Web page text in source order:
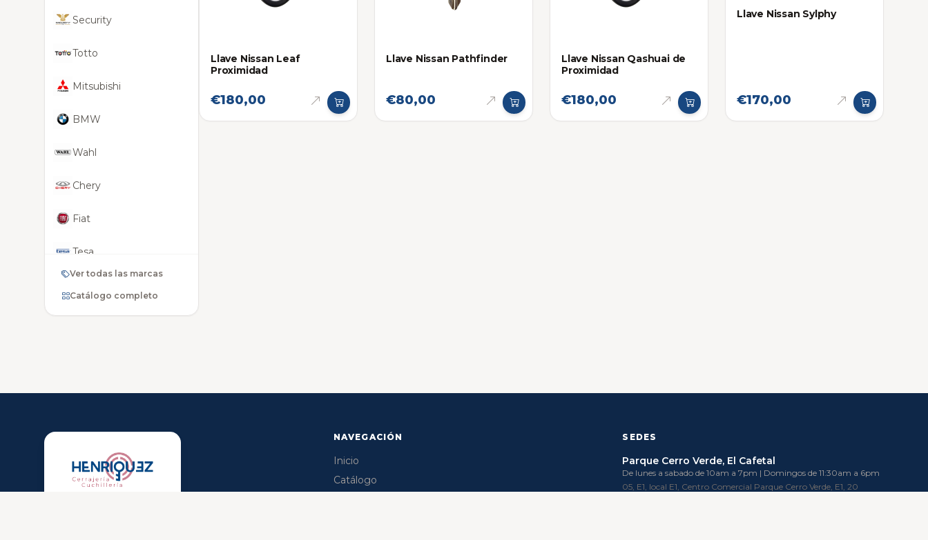
Security
Totto
Mitsubishi
BMW
Wahl
Chery
Fiat
Tesa
Coast
Cuisinart
Land Rover
Ver todas las marcas
Catálogo completo
Llave Nissan Leaf
Proximidad
€180,00
Llave Nissan Pathfinder
€80,00
Llave Nissan Qashuai de
Proximidad
€180,00
Llave Nissan Sylphy
€170,00
NAVEGACIÓN
Inicio
Catálogo
SEDES
Parque Cerro Verde, El Cafetal
De lunes a sabado de 10am a 7pm | Domingos de 11:30am a 6pm
05, E1, local E1, Centro Comercial Parque Cerro Verde, E1, 20